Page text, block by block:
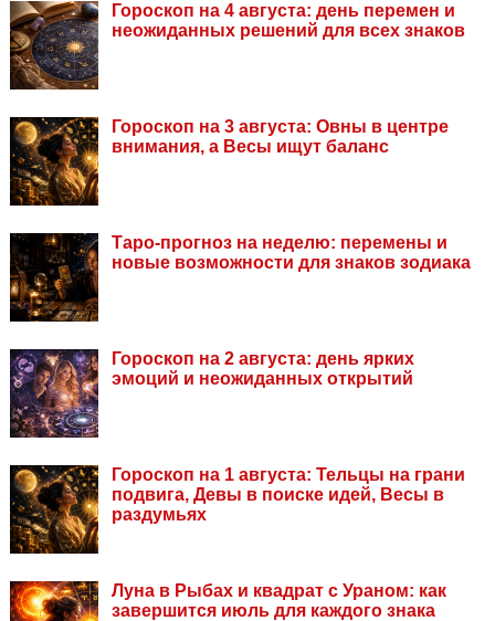
Гороскоп на 4 августа: день перемен и
неожиданных решений для всех знаков
Гороскоп на 3 августа: Овны в центре
внимания, а Весы ищут баланс
Таро-прогноз на неделю: перемены и
новые возможности для знаков зодиака
Гороскоп на 2 августа: день ярких
эмоций и неожиданных открытий
Гороскоп на 1 августа: Тельцы на грани
подвига, Девы в поиске идей, Весы в
раздумьях
Луна в Рыбах и квадрат с Ураном: как
завершится июль для каждого знака